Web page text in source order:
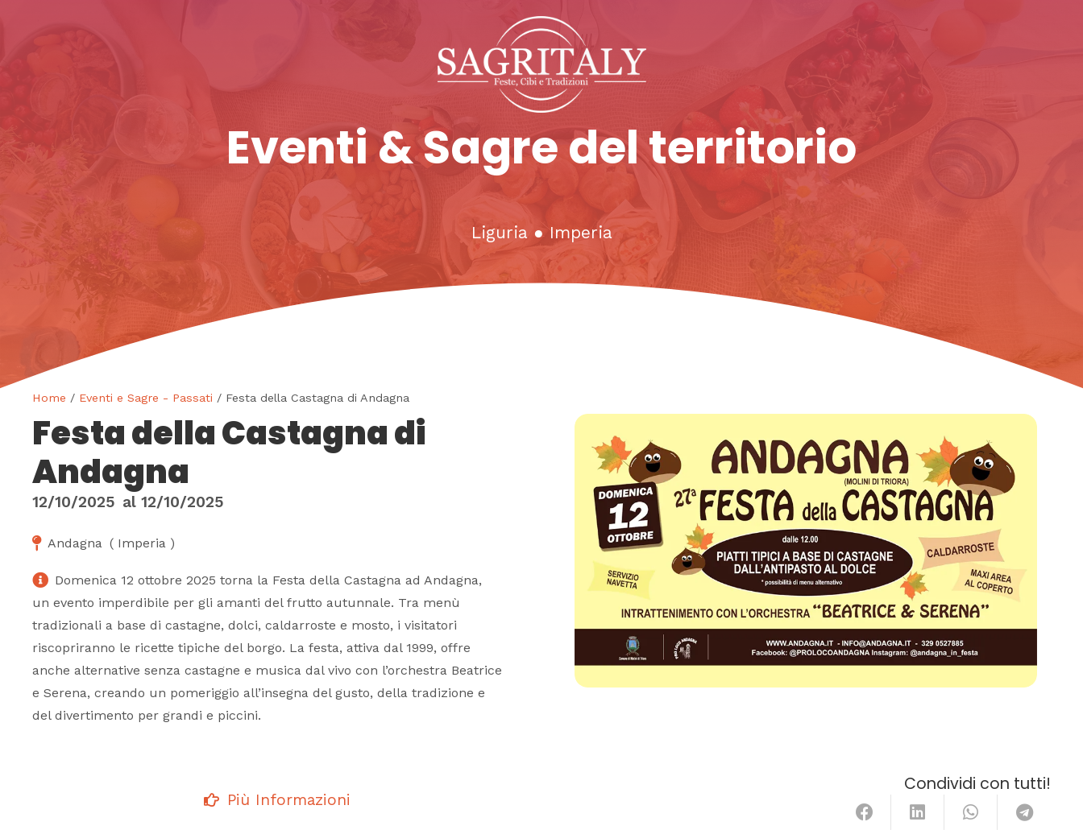
Eventi & Sagre del territorio
Liguria ●Imperia
Home / Eventi e Sagre - Passati / Festa della Castagna di Andagna
Festa della Castagna di
Andagna
12/10/2025 al 12/10/2025
Andagna ( Imperia )
Domenica 12 ottobre 2025 torna la Festa della Castagna ad Andagna,
un evento imperdibile per gli amanti del frutto autunnale. Tra menù
tradizionali a base di castagne, dolci, caldarroste e mosto, i visitatori
riscopriranno le ricette tipiche del borgo. La festa, attiva dal 1999, offre
anche alternative senza castagne e musica dal vivo con l’orchestra Beatrice
e Serena, creando un pomeriggio all’insegna del gusto, della tradizione e
del divertimento per grandi e piccini.
Più Informazioni
Condividi con tutti!